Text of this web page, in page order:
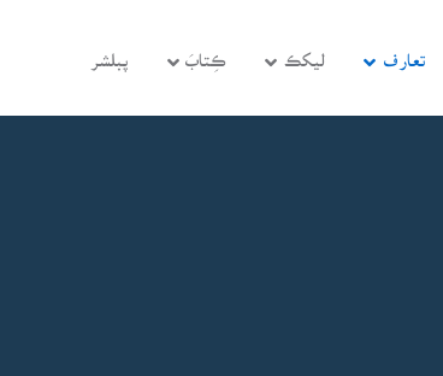
تعارف ليکڪ ڪِتابَ پبلشر